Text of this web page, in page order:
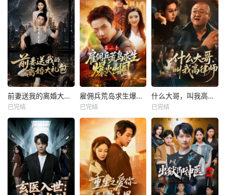
前妻送我的离婚大礼包
已完结
雇佣兵荒岛求生爆火出圈第二季
已完结
什么大哥，叫我高律师
已完结